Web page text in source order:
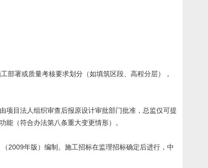
署或质量考核要求划分（如填筑区段、高程分层），
项目法人组织审查后报原设计审批部门批准，总监仅可提
（符合办法第八条重大变更情形）。
2009年版）编制。施工招标在监理招标确定后进行，中